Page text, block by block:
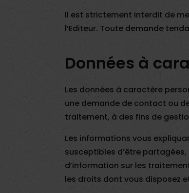
Il est strictement interdit de
l’Editeur. Toute demande
Données à
Les données à caractère
une demande de contact ou
traitement, à des fins de
Les informations vous
susceptibles d’être
d’information sur les
les droits dont vous disposez